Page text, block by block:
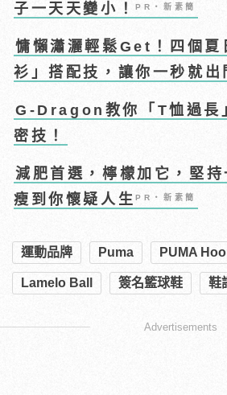
子一天天變小！PR・新素簡
慵懶瀟灑輕鬆Get！四個夏
衫」搭配技，讓你一秒就出
G-Dragon教你「T恤過長
密技！
減肥首選，檸檬加它，堅持
瘦到你懷疑人生PR・新素簡
運動品牌 Puma PUMA
Lamelo Ball 簽名籃球鞋 鞋
Advertisements